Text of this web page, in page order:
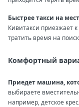
Быстрее такси на
Кивитакси приезжает
тратить время на
Комфортный
Приедет машина,
выбираете
например, детское